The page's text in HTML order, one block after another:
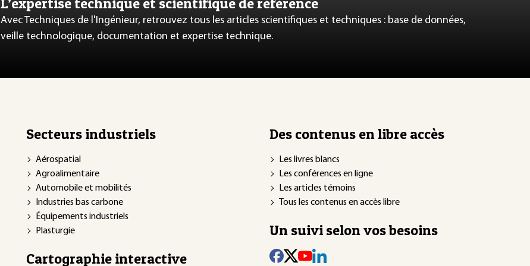
Avec Techniques de l'Ingénieur, retrouvez tous les articles scientifiques et techniques : base de données,
veille technologique, documentation et expertise technique.
Secteurs industriels
Aérospatial
Agroalimentaire
Automobile et mobilités
Industries bas carbone
Équipements industriels
Plasturgie
Cartographie interactive
Des contenus en libre accès
Les livres blancs
Les conférences en ligne
Les articles témoins
Tous les contenus en accès libre
Un suivi selon vos besoins